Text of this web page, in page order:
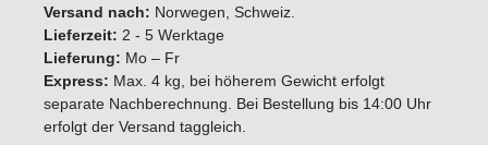
Versand nach: Norwegen, Schweiz.
Lieferzeit: 2 - 5 Werktage
Lieferung: Mo – Fr
Express: Max. 4 kg, bei höherem Gewicht erfolgt
separate Nachberechnung. Bei Bestellung bis 14:00 Uhr
erfolgt der Versand taggleich.